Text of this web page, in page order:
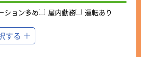
ション多め 屋内勤務 運転あり
する